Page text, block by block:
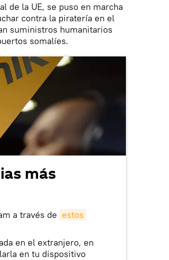
de la UE, se puso en marcha
contra la piratería en el
suministros humanitarios
somalíes.
más
a través de estos
en el extranjero, en
en tu dispositivo